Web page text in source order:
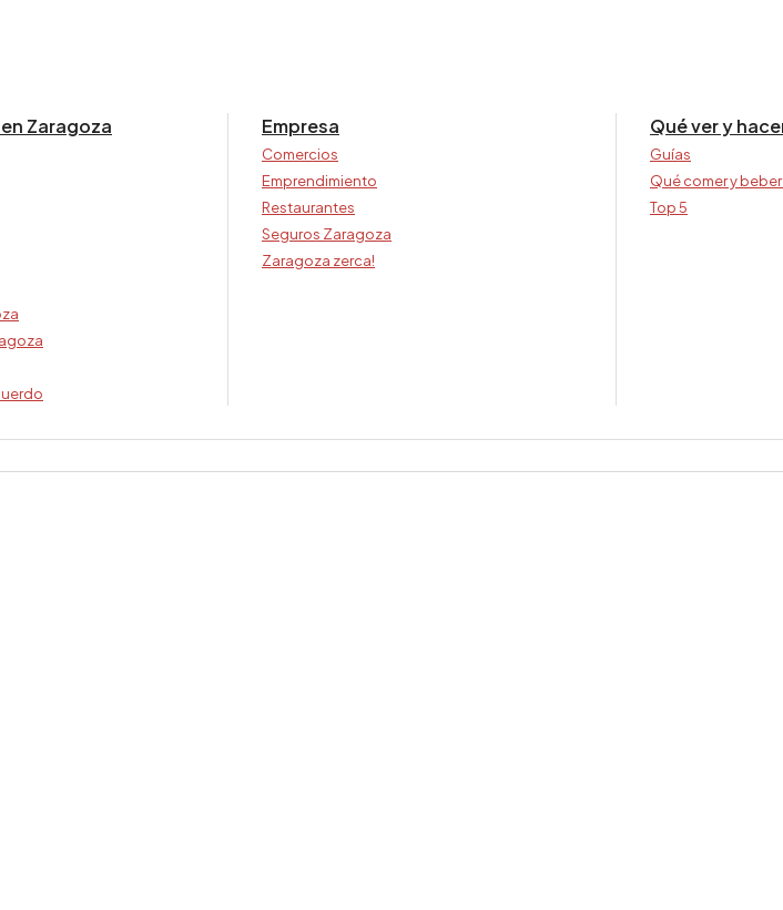
Zaragoza Empresa
Comercios
Emprendimiento
Restaurantes
Seguros Zaragoza
Zaragoza zerca!
Qué ver y
Guías
Qué comer y
Top 5